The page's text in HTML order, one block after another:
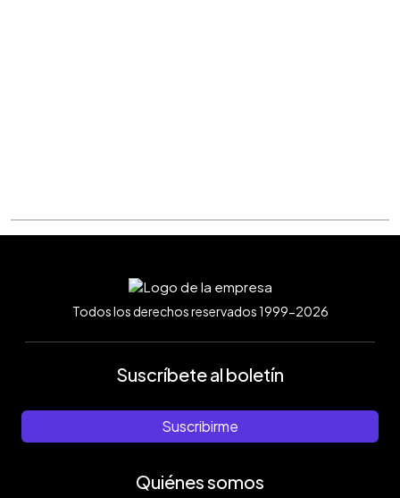
Todos los derechos reservados 1999-2026
Suscríbete al boletín
Suscribirme
Quiénes somos